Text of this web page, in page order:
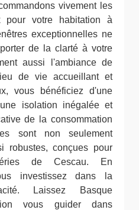
vivement les
pour votre habitation à
exceptionnelles ne
de la clarté à votre
aussi l'ambiance de
de vie accueillant et
vous bénéficiez d'une
isolation inégalée et
de la consommation
sont non seulement
robustes, conçues pour
de Cescau. En
investissez dans la
Laissez Basque
vous guider dans